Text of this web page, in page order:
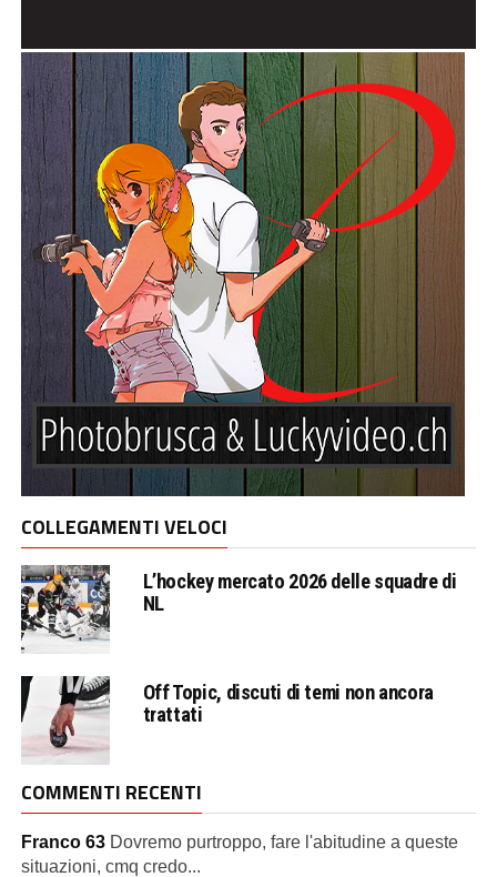
COLLEGAMENTI VELOCI
L’hockey mercato 2026 delle squadre di
NL
Off Topic, discuti di temi non ancora
trattati
COMMENTI RECENTI
Franco 63 Dovremo purtroppo, fare l'abitudine a queste
situazioni, cmq credo...